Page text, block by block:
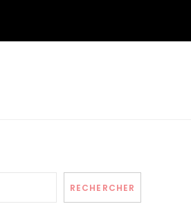
RECHERCHER